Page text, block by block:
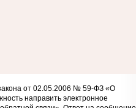
от 02.05.2006 № 59-ФЗ «О
направить электронное